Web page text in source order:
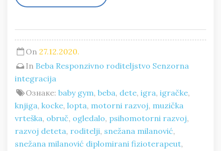
On 27.12.2020.
In Beba Responzivno roditeljstvo Senzorna
integracija
Ознаке:baby gym,beba, dete,igra,igračke,
knjiga, kocke, lopta, motorni razvoj, muzička
vrteška, obruč, ogledalo, psihomotorni razvoj,
razvoj deteta, roditelji, snežana milanović,
snežana milanović diplomirani fizioterapeut,